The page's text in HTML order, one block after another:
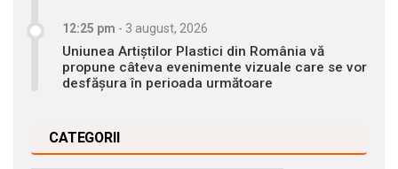
12:25 pm - 3 august, 2026
Uniunea Artiștilor Plastici din România vă
propune câteva evenimente vizuale care se vor
desfășura în perioada următoare
CATEGORII